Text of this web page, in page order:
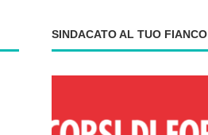
SINDACATO AL TUO FIANCO